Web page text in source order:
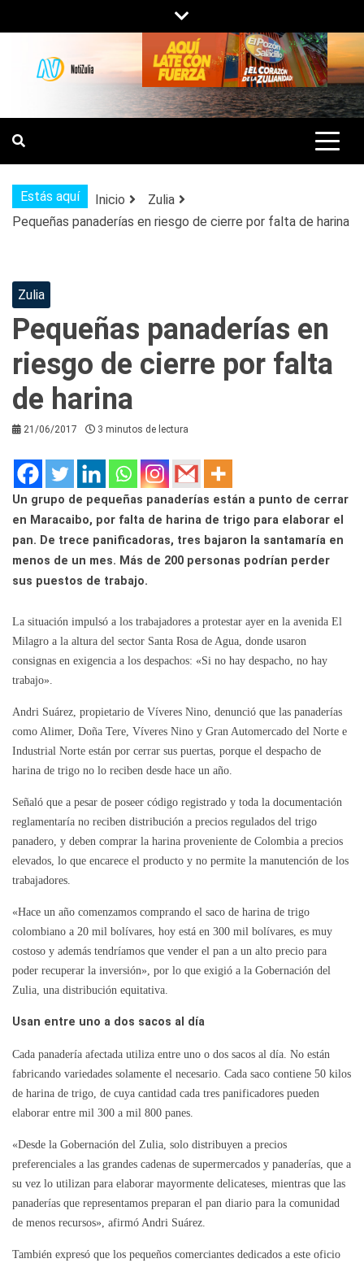
al
contenido
NOTIZULIA
NOTICIAS DEL ZULIA, VENEZUELA Y
DE INTERÉS GENERAL.
Estás aquí Inicio
Zulia
Pequeñas panaderías en riesgo de cierre por falta de harina
Zulia
Pequeñas panaderías en
riesgo de cierre por falta
de harina
21/06/2017 3 minutos de lectura
Un grupo de pequeñas panaderías están a punto de cerrar
en Maracaibo, por falta de harina de trigo para elaborar el
pan. De trece panificadoras, tres bajaron la santamaría en
menos de un mes. Más de 200 personas podrían perder
sus puestos de trabajo.
La situación impulsó a los trabajadores a protestar ayer en la avenida El
Milagro a la altura del sector Santa Rosa de Agua, donde usaron
consignas en exigencia a los despachos: «Si no hay despacho, no hay
trabajo».
Andri Suárez, propietario de Víveres Nino, denunció que las panaderías
como Alimer, Doña Tere, Víveres Nino y Gran Automercado del Norte e
Industrial Norte están por cerrar sus puertas, porque el despacho de
harina de trigo no lo reciben desde hace un año.
Señaló que a pesar de poseer código registrado y toda la documentación
reglamentaría no reciben distribución a precios regulados del trigo
panadero, y deben comprar la harina proveniente de Colombia a precios
elevados, lo que encarece el producto y no permite la manutención de los
trabajadores.
«Hace un año comenzamos comprando el saco de harina de trigo
colombiano a 20 mil bolívares, hoy está en 300 mil bolívares, es muy
costoso y además tendríamos que vender el pan a un alto precio para
poder recuperar la inversión», por lo que exigió a la Gobernación del
Zulia, una distribución equitativa.
Usan entre uno a dos sacos al día
Cada panadería afectada utiliza entre uno o dos sacos al día. No están
fabricando variedades solamente el necesario. Cada saco contiene 50 kilos
de harina de trigo, de cuya cantidad cada tres panificadores pueden
elaborar entre mil 300 a mil 800 panes.
«Desde la Gobernación del Zulia, solo distribuyen a precios
preferenciales a las grandes cadenas de supermercados y panaderías, que a
su vez lo utilizan para elaborar mayormente delicateses, mientras que las
panaderías que representamos preparan el pan diario para la comunidad
de menos recursos», afirmó Andri Suárez.
También expresó que los pequeños comerciantes dedicados a este oficio